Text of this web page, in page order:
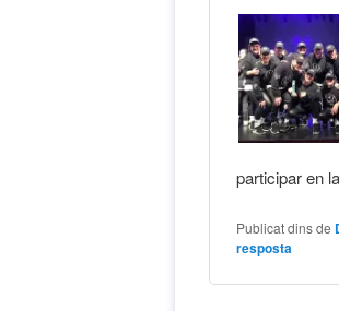
participar en
Publicat dins de
resposta